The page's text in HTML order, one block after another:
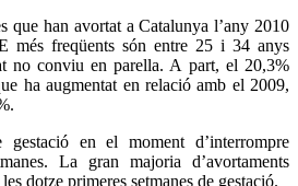
que han avortat a Catalunya l’any 2010
més freqüents són entre 25 i 34 anys
no conviu en parella. A part, el 20,3%
ha augmentat en relació amb el 2009,
en el moment d’interrompre
La gran majoria d’avortaments
dotze primeres setmanes de gestació.